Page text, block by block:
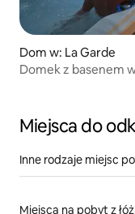
Dom w: La Garde
Domek z basenem
Miejsca do
Inne rodzaje miejsc